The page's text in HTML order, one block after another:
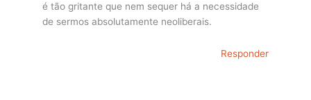
é tão gritante que nem sequer há a necessidade
de sermos absolutamente neoliberais.
Responder